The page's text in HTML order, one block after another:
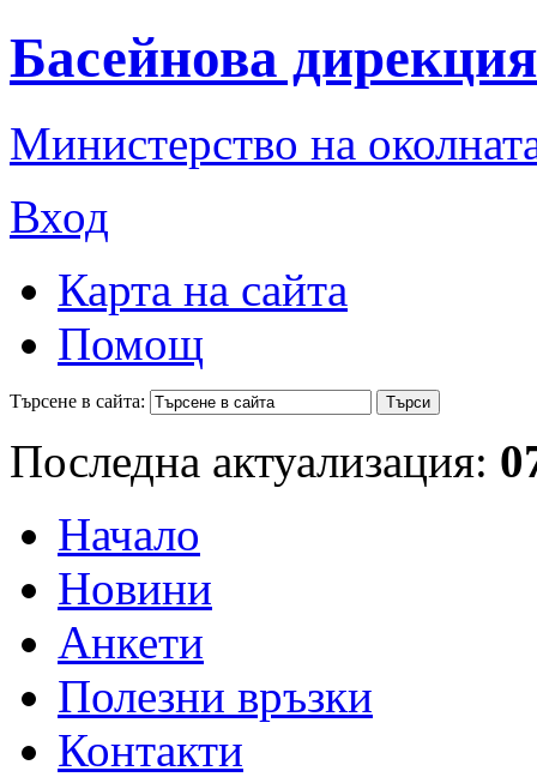
Басейнова
Министерство на
Вход
Карта на сайта
Помощ
Търсене в сайта:
Последна актуализация:
Начало
Новини
Анкети
Полезни връзки
Контакти